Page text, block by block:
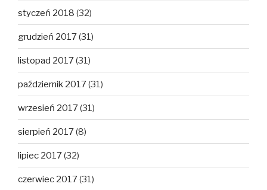
styczeń 2018 (32)
grudzień 2017(31)
listopad 2017(31)
październik 2017(31)
wrzesień 2017(31)
sierpień 2017(8)
lipiec 2017(32)
czerwiec 2017(31)